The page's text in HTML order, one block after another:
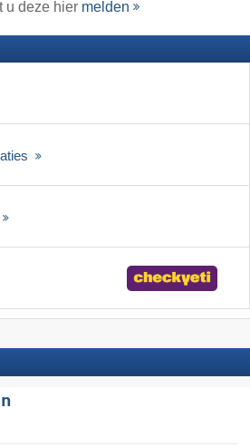
u deze hier melden